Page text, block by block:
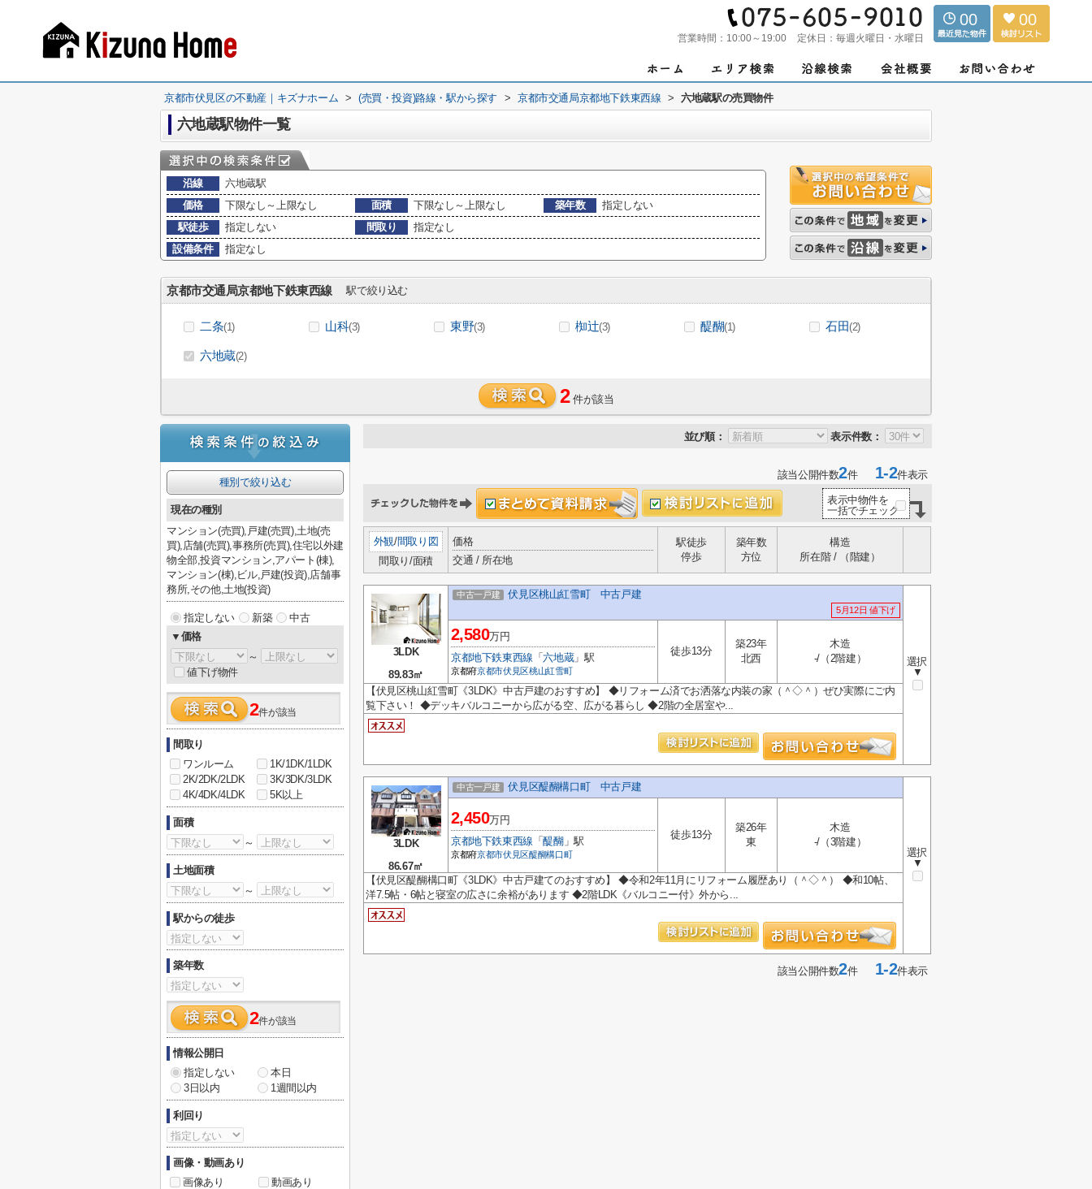
営業時間： 10:00～19:00 定休日： 毎週火曜日・水曜日
00 00
京都市伏見区の不動産｜キズナホーム > (売買・投資)路線・駅から探す > 京都市交通局京都地下鉄東西線 > 六地蔵駅の売買物件
六地蔵駅物件一覧
沿線
六地蔵駅
価格
下限なし～上限なし 面積 下限なし～上限なし 築年数
指定しない
駅徒歩
指定しない 間取り
指定なし
設備条件
指定なし
京都市交通局京都地下鉄東西線 駅で絞り込む
二条(1) 山科(3) 東野(3) 椥辻(3) 醍醐(1) 石田(2)
六地蔵(2)
2 件が該当
並び順： 表示件数：
該当公開件数2件1-2件表示
表示中物件を
一括でチェック
外観/間取り図
間取り/面積
価格
交通 / 所在地
駅徒歩
停歩
築年数
方位
構造
所在階 / （階建）
3LDK
89.83㎡
中古一戸建 伏見区桃山紅雪町 中古戸建
5月12日 値下げ
選択
▼
2,580万円
京都地下鉄東西線 「六地蔵」駅
京都府京都市伏見区桃山紅雪町
徒歩13分
築23年
北西
木造
-/（2階建）
【伏見区桃山紅雪町《3LDK》中古戸建のおすすめ】 ◆リフォーム済でお洒落な内装の家（＾◇＾）ぜひ実際にご内
覧下さい！ ◆デッキバルコニーから広がる空、広がる暮らし ◆2階の全居室や...
3LDK
86.67㎡
中古一戸建 伏見区醍醐構口町 中古戸建
選択
▼
2,450万円
京都地下鉄東西線 「醍醐 」駅
京都府京都市伏見区醍醐構口町
徒歩13分
築26年
東
木造
-/（3階建）
【伏見区醍醐構口町《3LDK》中古戸建てのおすすめ】 ◆令和2年11月にリフォーム履歴あり（＾◇＾） ◆和10帖、
洋7.5帖・6帖と寝室の広さに余裕があります ◆2階LDK《バルコニー付》外から...
該当公開件数2件1-2件表示
種別で絞り込む
現在の種別
マンション(売買),戸建(売買),土地(売
買),店舗(売買),事務所(売買),住宅以外建
物全部,投資マンション,アパート(棟),
マンション(棟),ビル,戸建(投資),店舗事
務所,その他,土地(投資)
指定しない 新築
中古
▼価格
～
値下げ物件
2件が該当
間取り
ワンルーム
1K/1DK/1LDK
2K/2DK/2LDK
3K/3DK/3LDK
4K/4DK/4LDK
5K以上
面積
～
土地面積
～
駅からの徒歩
築年数
2件が該当
情報公開日
指定しない
本日
3日以内
1週間以内
利回り
画像・動画あり
画像あり
動画あり